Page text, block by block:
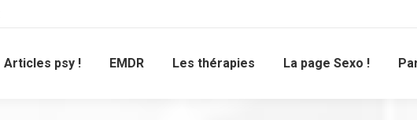
Articles psy ! EMDR Les thérapies La page Sexo !